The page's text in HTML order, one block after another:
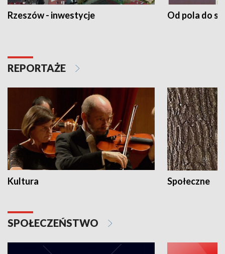
Rzeszów - inwestycje Od pola do
REPORTAŻE
Kultura Społeczne
SPOŁECZEŃSTWO